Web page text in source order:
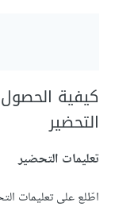
كيفية
التحضير
تعليمات التحضير